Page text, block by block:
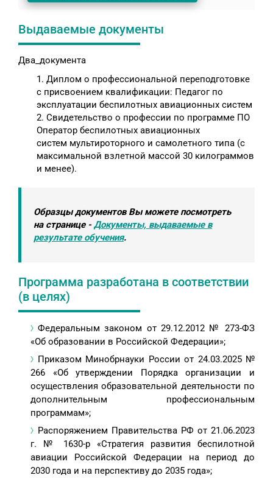
Выдаваемые документы
Два_документа
1. Диплом о профессиональной переподготовке
с присвоением квалификации: Педагог по
эксплуатации беспилотных авиационных систем
2. Свидетельство о профессии по программе ПО
Оператор беспилотных авиационных
систем мультироторного и самолетного типа (с
максимальной взлетной массой 30 килограммов
и менее).
Образцы документов Вы можете посмотреть
на странице -Документы, выдаваемые в
результате обучения.
Программа разработана в соответствии
(в целях)
Федеральным законом от 29.12.2012 № 273-ФЗ
«Об образовании в Российской Федерации»;
Приказом Минобрнауки России от 24.03.2025 №
266 «Об утверждении Порядка организации и
осуществления образовательной деятельности по
дополнительным профессиональным
программам»;
Распоряжением Правительства РФ от 21.06.2023
г. № 1630-р «Стратегия развития беспилотной
авиации Российской Федерации на период до
2030 года и на перспективу до 2035 года»;